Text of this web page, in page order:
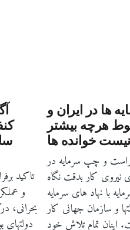
تاکید
و
بحرانی،
دولتهای
ها در ايران و
هرچه بيشتر
خوانده ها
راست و چپ سرمایه در
نیروی کار بدقت نگاه
با نهاد های سرمایه
و سازمان جهانی کار
اینان تمام تلاش خود